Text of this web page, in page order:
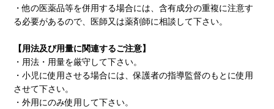
・他の医薬品等を併用する場合には、含有成分の重複に注意す
る必要があるので、医師又は薬剤師に相談して下さい。
【用法及び用量に関連するご注意】
・用法・用量を厳守して下さい。
・小児に使用させる場合には、保護者の指導監督のもとに使用
させて下さい。
・外用にのみ使用して下さい。